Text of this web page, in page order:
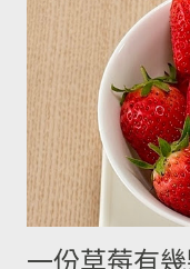
糖 4g 13g 170g 糖粉
14g 190g 鮮奶油 5g
180g 牛奶 6g 17g
水 5g 15g 200g 可可粉
- ------- 170g 引用自
一份草莓有